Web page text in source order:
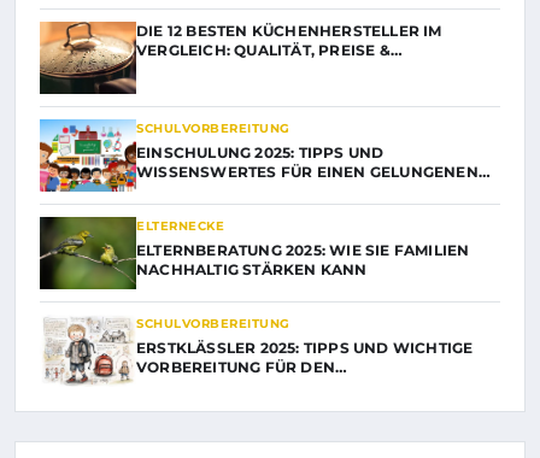
DIE 12 BESTEN KÜCHENHERSTELLER IM
VERGLEICH: QUALITÄT, PREISE &…
SCHULVORBEREITUNG
EINSCHULUNG 2025: TIPPS UND
WISSENSWERTES FÜR EINEN GELUNGENEN…
ELTERNECKE
ELTERNBERATUNG 2025: WIE SIE FAMILIEN
NACHHALTIG STÄRKEN KANN
SCHULVORBEREITUNG
ERSTKLÄSSLER 2025: TIPPS UND WICHTIGE
VORBEREITUNG FÜR DEN…